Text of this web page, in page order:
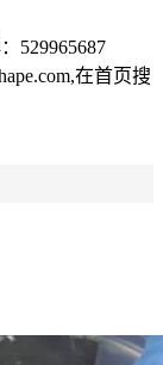
529965687
在首页搜